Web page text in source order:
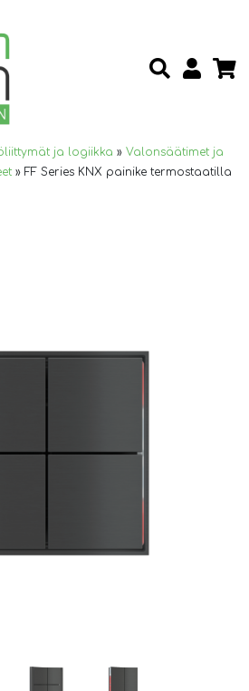
ja logiikka » Valonsäätimet ja
» FF Series KNX painike termostaatilla